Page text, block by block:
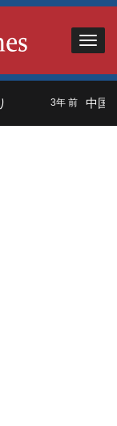
3年 前 中国